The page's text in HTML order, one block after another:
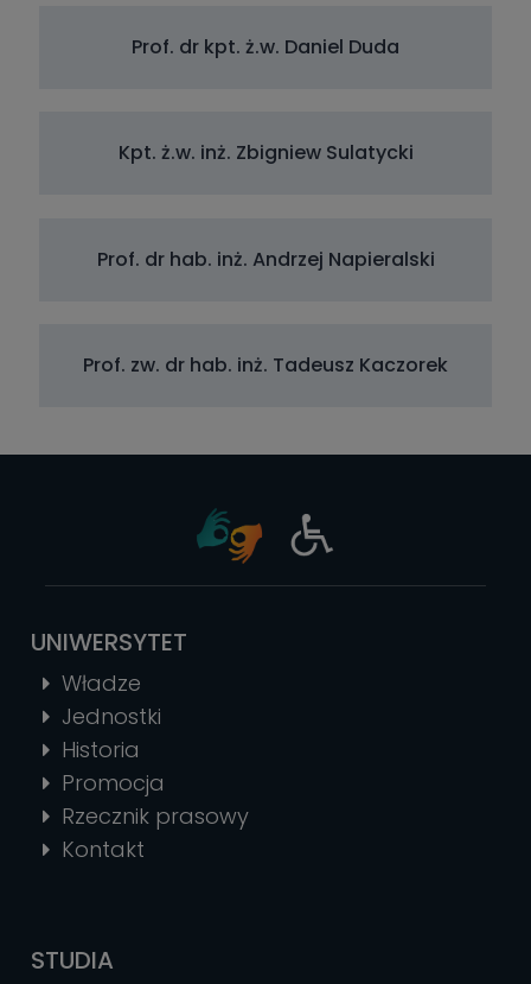
Prof. dr kpt. ż.w. Daniel Duda
Kpt. ż.w. inż. Zbigniew Sulatycki
Prof. dr hab. inż. Andrzej Napieralski
Prof. zw. dr hab. inż. Tadeusz Kaczorek
UNIWERSYTET
Władze
Jednostki
Historia
Promocja
Rzecznik prasowy
Kontakt
STUDIA